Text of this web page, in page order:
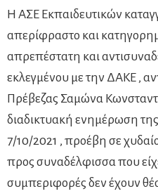
Η ΑΣΕ Εκπαιδευτικών
απερίφραστο και
απρεπέστατη και
εκλεγμένου με την ΔΑΚΕ ,
Πρέβεζας Σαμώνα
διαδικτυακή ενημέρωση
7/10/2021 , προέβη σε
προς συναδέλφισσα που
συμπεριφορές δεν έχουν